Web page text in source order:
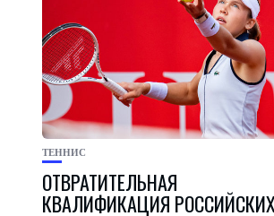
ТЕННИС
ОТВРАТИТЕЛЬНАЯ
КВАЛИФИКАЦИЯ РОССИЙСКИХ